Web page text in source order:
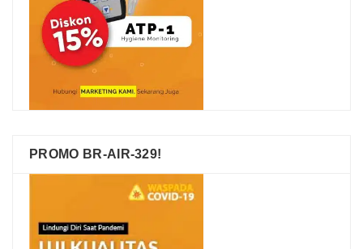
PROMO BR-AIR-329!